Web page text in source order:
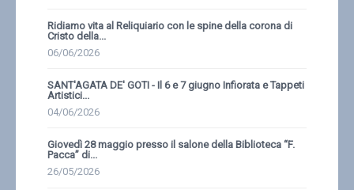
Ridiamo vita al Reliquiario con le spine della corona di
Cristo della...
06/06/2026
SANT'AGATA DE' GOTI - Il 6 e 7 giugno Infiorata e Tappeti
Artistici...
04/06/2026
Giovedì 28 maggio presso il salone della Biblioteca “F.
Pacca” di...
26/05/2026